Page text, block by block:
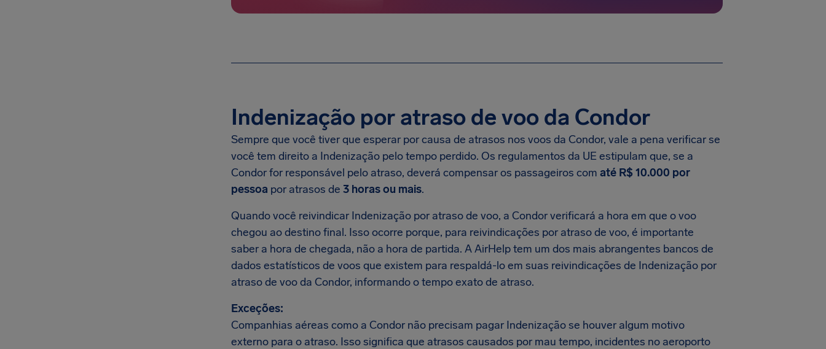
Indenização por atraso de voo da Condor
Sempre que você tiver que esperar por causa de atrasos nos voos da Condor, vale a pena verificar se
você tem direito a Indenização pelo tempo perdido. Os regulamentos da UE estipulam que, se a
Condor for responsável pelo atraso, deverá compensar os passageiros com até R$ 10.000 por
pessoa por atrasos de 3 horas ou mais.
Quando você reivindicar Indenização por atraso de voo, a Condor verificará a hora em que o voo
chegou ao destino final. Isso ocorre porque, para reivindicações por atraso de voo, é importante
saber a hora de chegada, não a hora de partida. A AirHelp tem um dos mais abrangentes bancos de
dados estatísticos de voos que existem para respaldá-lo em suas reivindicações de Indenização por
atraso de voo da Condor, informando o tempo exato de atraso.
Exceções:
Companhias aéreas como a Condor não precisam pagar Indenização se houver algum motivo
externo para o atraso. Isso significa que atrasos causados por mau tempo, incidentes no aeroporto